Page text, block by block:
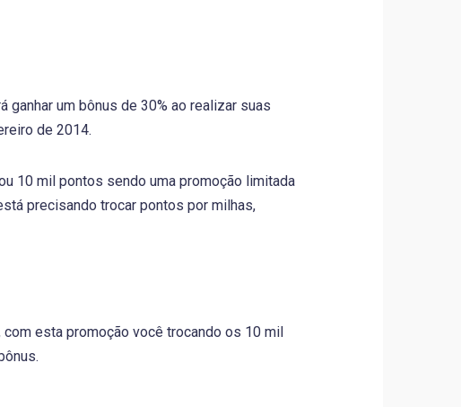
um bônus de 30% ao realizar suas
de 2014.
10 mil pontos sendo uma promoção limitada
precisando trocar pontos por milhas,
com esta promoção você trocando os 10 mil